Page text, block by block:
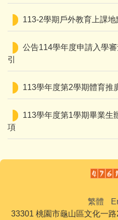
113-2學期戶外教育上課地
公告114學年度申請入學
引
113學年度第2學期體育推
113學年度第1學期畢業生
項
繁體
33301 桃園市龜山區文化一